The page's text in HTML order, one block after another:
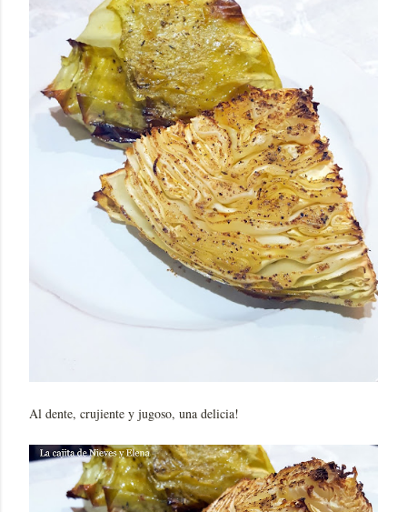
Al dente, crujiente y jugoso, una delicia!